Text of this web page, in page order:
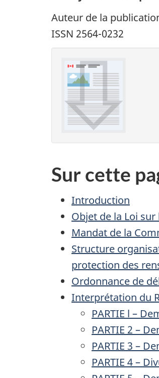
Auteur de la
ISSN 2564-0232
Sur cette
Introduction
Objet de la Loi
Mandat de la
Structure
protection des
Ordonnance de
Interprétation du
PARTIE l –
PARTIE 2 –
PARTIE 3 –
PARTIE 4 –